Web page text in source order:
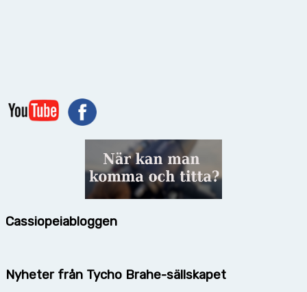
Cassiopeiabloggen
Nyheter från Tycho Brahe-sällskapet